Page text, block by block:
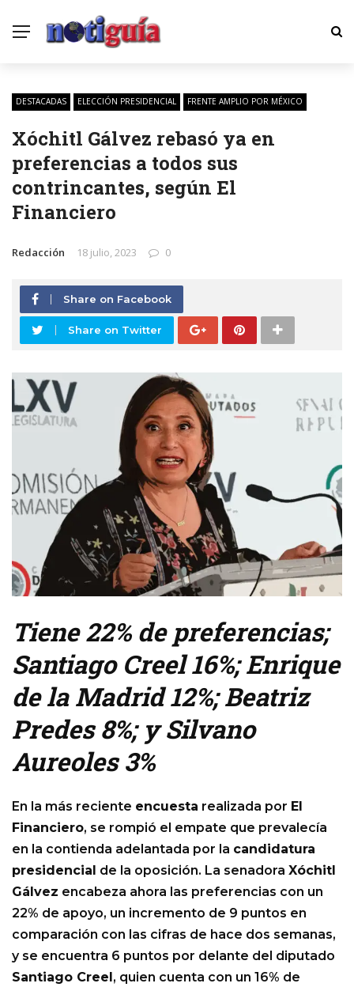
DESTACADAS ELECCIÓN PRESIDENCIAL FRENTE AMPLIO POR MÉXICO
Xóchitl Gálvez rebasó ya en
preferencias a todos sus
contrincantes, según El
Financiero
Redacción 18 julio, 2023 0
Share on Facebook
Share on Twitter
Tiene 22% de preferencias;
Santiago Creel 16%; Enrique
de la Madrid 12%; Beatriz
Predes 8%; y Silvano
Aureoles 3%
En la más reciente encuesta realizada por El
Financiero, se rompió el empate que prevalecía
en la contienda adelantada por la candidatura
presidencial de la oposición. La senadora Xóchitl
Gálvez encabeza ahora las preferencias con un
22% de apoyo, un incremento de 9 puntos en
comparación con las cifras de hace dos semanas,
y se encuentra 6 puntos por delante del diputado
Santiago Creel, quien cuenta con un 16% de